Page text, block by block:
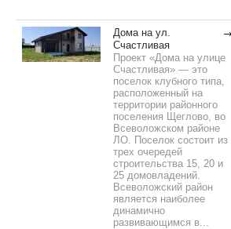
Дома на ул.
Счастливая
Проект «Дома на улице
Счастливая» — это
поселок клубного типа,
расположенный на
территории районного
поселения Щеглово, во
Всеволожском районе
ЛО. Поселок состоит из
трех очередей
строительства 15, 20 и
25 домовладений.
Всеволожский район
является наиболее
динамично
развивающимся в...